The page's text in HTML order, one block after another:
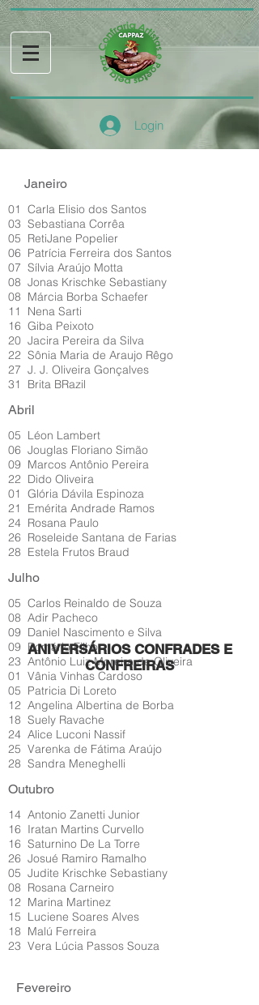
Login
Janeiro
01 Carla Elisio dos Santos
03 Sebastiana Corrêa
05 RetiJane Popelier
06 Patrícia Ferreira dos Santos
07 Sílvia Araújo Motta
08 Jonas Krischke Sebastiany
08 Márcia Borba Schaefer
11 Nena Sarti
16 Giba Peixoto
20 Jacira Pereira da Silva
22 Sônia Maria de Araujo Rêgo
27 J. J. Oliveira Gonçalves
31 Brita BRazil
Abril
05 Léon Lambert
06 Jouglas Floriano Simão
09 Marcos Antônio Pereira
22 Dido Oliveira
01 Glória Dávila Espinoza
21 Emérita Andrade Ramos
24 Rosana Paulo
26 Roseleide Santana de Farias
28 Estela Frutos Braud
Julho
05 Carlos Reinaldo de Souza
08 Adir Pacheco
09 Daniel Nascimento e Silva
09 Romário Filho
23 Antônio Luiz Moreira de Oliveira
01 Vânia Vinhas Cardoso
05 Patricia Di Loreto
12 Angelina Albertina de Borba
18 Suely Ravache
24 Alice Luconi Nassif
25 Varenka de Fátima Araújo
28 Sandra Meneghelli
Outubro
14 Antonio Zanetti Junior
16 Iratan Martins Curvello
16 Saturnino De La Torre
26 Josué Ramiro Ramalho
05 Judite Krischke Sebastiany
08 Rosana Carneiro
12 Marina Martinez
15 Luciene Soares Alves
18 Malú Ferreira
23 Vera Lúcia Passos Souza
Fevereiro
ANIVERSÁRIOS CONFRADES E
CONFREIRAS